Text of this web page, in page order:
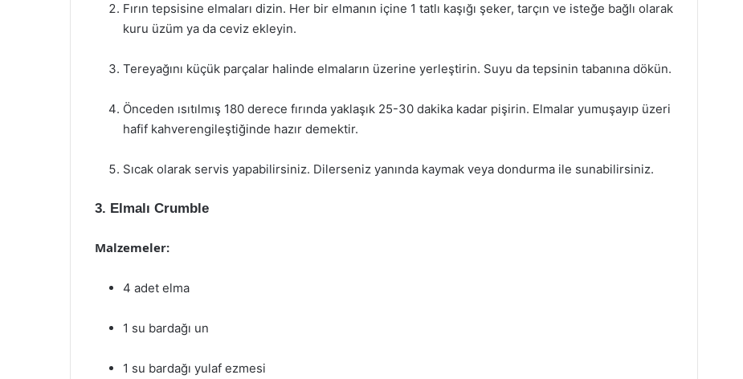
Fırın tepsisine elmaları dizin. Her bir elmanın içine 1 tatlı kaşığı şeker, tarçın ve isteğe bağlı olarak
kuru üzüm ya da ceviz ekleyin.
Tereyağını küçük parçalar halinde elmaların üzerine yerleştirin. Suyu da tepsinin tabanına dökün.
Önceden ısıtılmış 180 derece fırında yaklaşık 25-30 dakika kadar pişirin. Elmalar yumuşayıp üzeri
hafif kahverengileştiğinde hazır demektir.
Sıcak olarak servis yapabilirsiniz. Dilerseniz yanında kaymak veya dondurma ile sunabilirsiniz.
3. Elmalı Crumble
Malzemeler:
4 adet elma
1 su bardağı un
1 su bardağı yulaf ezmesi